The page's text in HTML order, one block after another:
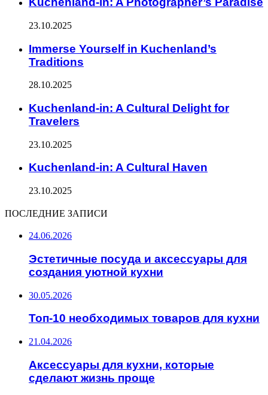
23.10.2025
Immerse Yourself in Kuchenland’s
Traditions
28.10.2025
Kuchenland-in: A Cultural Delight for
Travelers
23.10.2025
Kuchenland-in: A Cultural Haven
23.10.2025
ПОСЛЕДНИЕ ЗАПИСИ
24.06.2026
Эстетичные посуда и аксессуары для
создания уютной кухни
30.05.2026
Топ-10 необходимых товаров для кухни
21.04.2026
Аксессуары для кухни, которые
сделают жизнь проще